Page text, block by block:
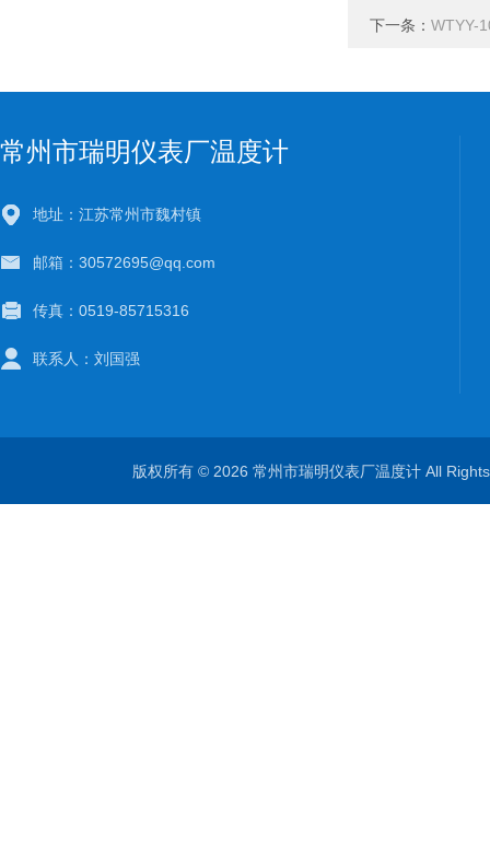
下一条： WTYY-
常州市瑞明仪表厂温度计
地址：江苏常州市魏村镇
邮箱：30572695@qq.com
传真：0519-85715316
联系人：刘国强
版权所有 © 2026 常州市瑞明仪表厂温度计 All